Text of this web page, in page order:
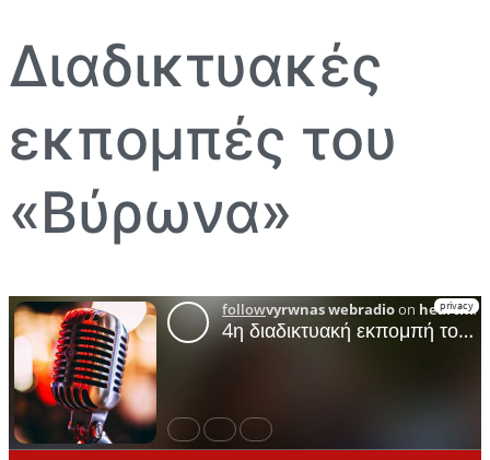
Διαδικτυακές
εκπομπές του
«Βύρωνα»